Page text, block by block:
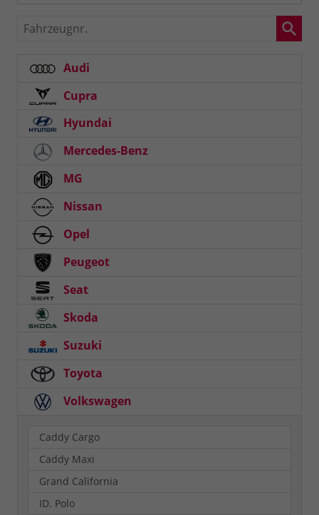
Fahrzeugnr.
Audi
Cupra
Hyundai
Mercedes-Benz
MG
Nissan
Opel
Peugeot
Seat
Skoda
Suzuki
Toyota
Volkswagen
Caddy Cargo
Caddy Maxi
Grand California
ID. Polo